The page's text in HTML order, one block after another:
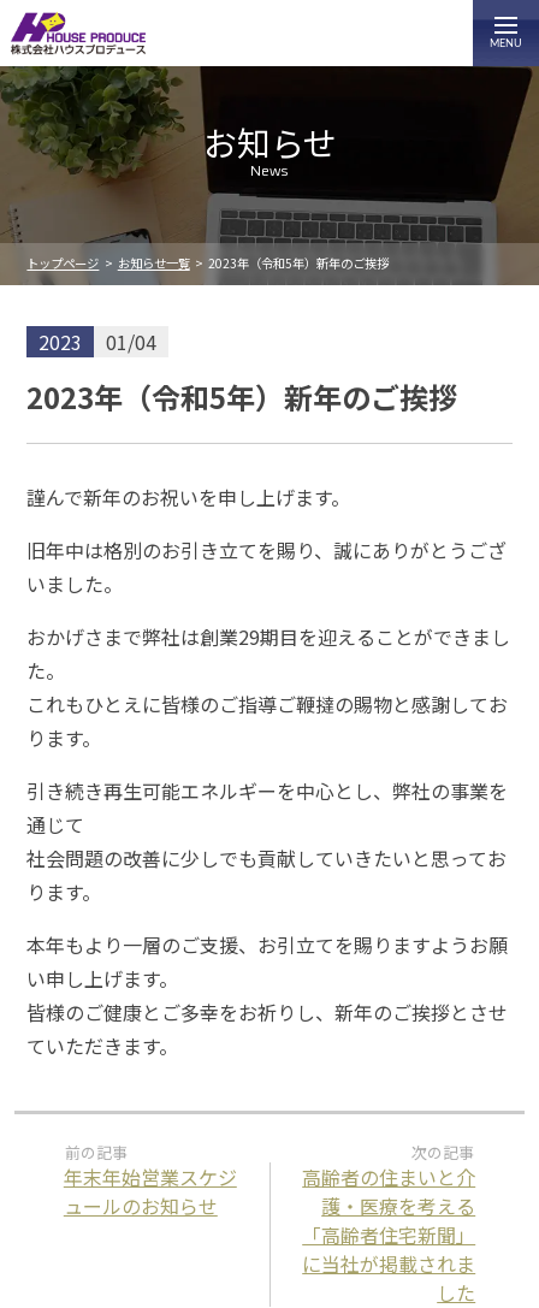
お知らせ
News
トップページ お知らせ一覧 2023年（令和5年）新年のご挨拶
2023 01/04
2023年（令和5年）新年のご挨拶
謹んで新年のお祝いを申し上げます。
旧年中は格別のお引き立てを賜り、誠にありがとうござ
いました。
おかげさまで弊社は創業29期目を迎えることができまし
た。
これもひとえに皆様のご指導ご鞭撻の賜物と感謝してお
ります。
引き続き再生可能エネルギーを中心とし、弊社の事業を
通じて
社会問題の改善に少しでも貢献していきたいと思ってお
ります。
本年もより一層のご支援、お引立てを賜りますようお願
い申し上げます。
皆様のご健康とご多幸をお祈りし、新年のご挨拶とさせ
ていただきます。
年末年始営業スケジ
ュールのお知らせ
高齢者の住まいと介
護・医療を考える
「高齢者住宅新聞」
に当社が掲載されま
した